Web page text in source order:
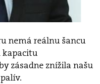
nemá reálnu šancu
kapacitu
zásadne znížila našu